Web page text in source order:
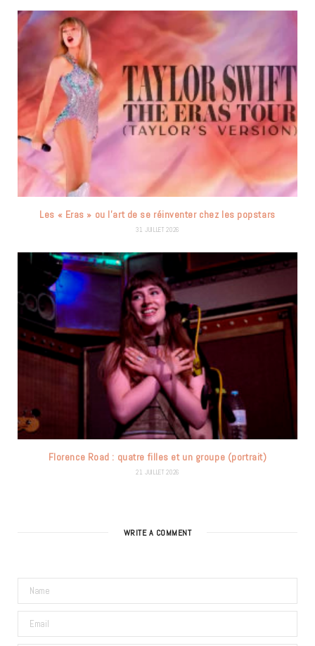
Les « Eras » ou l’art de se réinventer chez les popstars
31 JUILLET 2026
Florence Road : quatre filles et un groupe (portrait)
21 JUILLET 2026
WRITE A COMMENT